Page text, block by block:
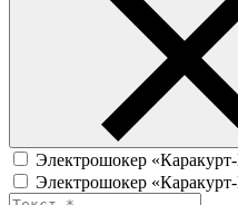
Электрошокер
Электрошокер